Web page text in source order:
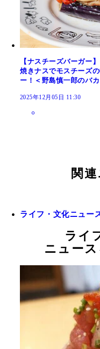
【ナスチーズバーガー
焼きナスでモスチーズ
ー！＜野島慎一郎のバ
2025年12月05日 11:30
関
ライフ・文化ニュー
ライ
ニュー